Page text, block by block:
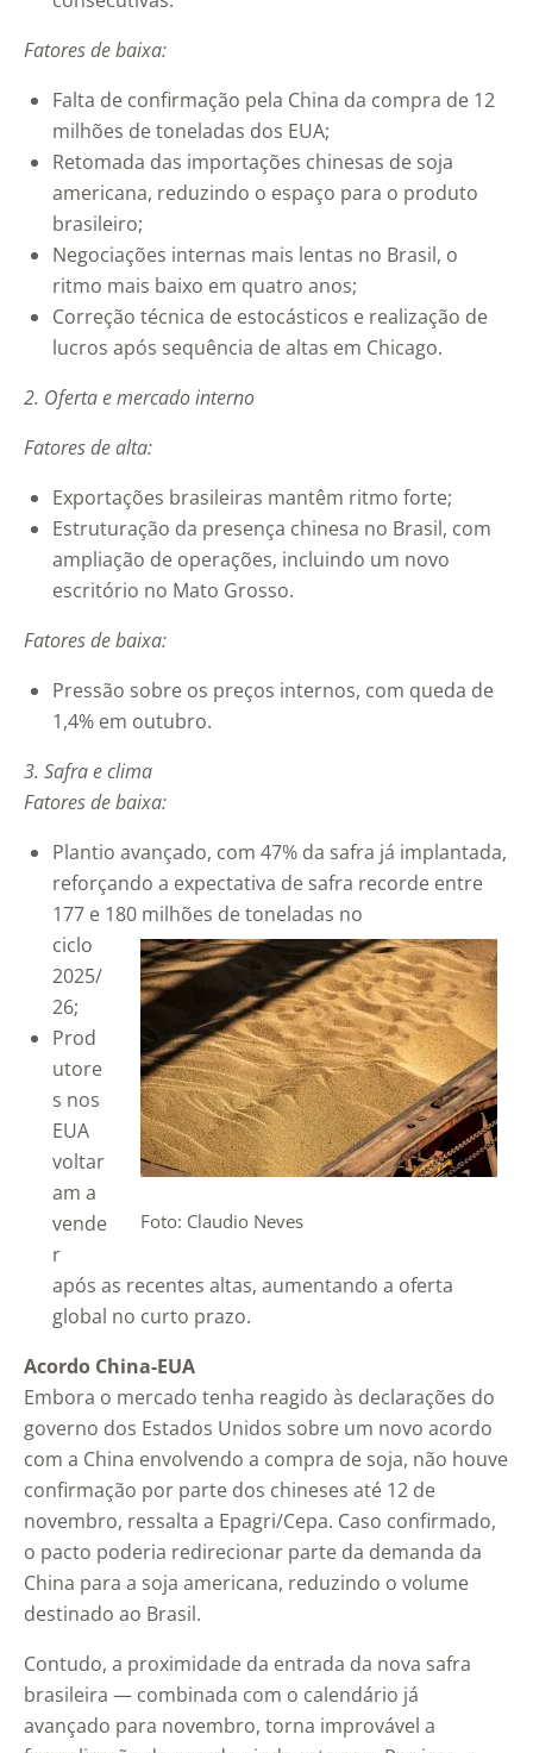
Fatores de baixa:
Falta de confirmação pela China da compra de 12
milhões de toneladas dos EUA;
Retomada das importações chinesas de soja
americana, reduzindo o espaço para o produto
brasileiro;
Negociações internas mais lentas no Brasil, o
ritmo mais baixo em quatro anos;
Correção técnica de estocásticos e realização de
lucros após sequência de altas em Chicago.
2. Oferta e mercado interno
Fatores de alta:
Exportações brasileiras mantêm ritmo forte;
Estruturação da presença chinesa no Brasil, com
ampliação de operações, incluindo um novo
escritório no Mato Grosso.
Fatores de baixa:
Pressão sobre os preços internos, com queda de
1,4% em outubro.
3. Safra e clima
Fatores de baixa:
Plantio avançado, com 47% da safra já implantada,
reforçando a expectativa de safra recorde entre
177 e 180 milhões de toneladas no
Foto: Claudio Neves
ciclo
2025/
26;
Prod
utore
s nos
EUA
voltar
am a
vende
r
após as recentes altas, aumentando a oferta
global no curto prazo.
Acordo China-EUA
Embora o mercado tenha reagido às declarações do
governo dos Estados Unidos sobre um novo acordo
com a China envolvendo a compra de soja, não houve
confirmação por parte dos chineses até 12 de
novembro, ressalta a Epagri/Cepa. Caso confirmado,
o pacto poderia redirecionar parte da demanda da
China para a soja americana, reduzindo o volume
destinado ao Brasil.
Contudo, a proximidade da entrada da nova safra
brasileira — combinada com o calendário já
avançado para novembro, torna improvável a